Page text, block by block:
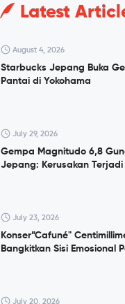
Latest
August 4, 2026
Starbucks Jepang Buka
Pantai di Yokohama
July 29, 2026
Gempa Magnitudo 6,8
Jepang: Kerusakan
July 23, 2026
Konser”Cafuné"
Bangkitkan Sisi Emosional
July 20, 2026